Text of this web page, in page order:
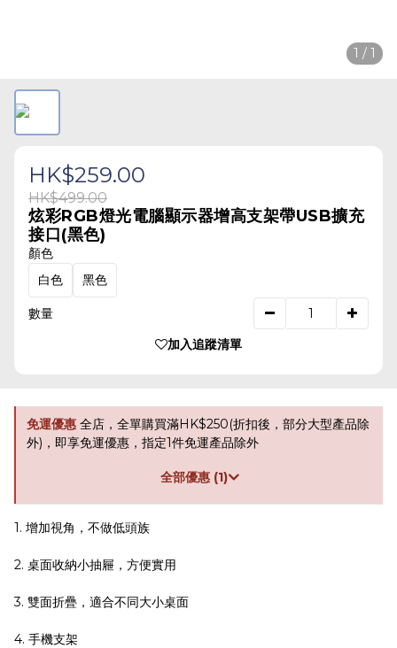
1 / 1
HK$259.00
HK$499.00
炫彩RGB燈光電腦顯示器增高支架帶USB擴充
接口(黑色)
顏色
白色
黑色
數量
加入追蹤清單
免運優惠 全店，全單購買滿HK$250(折扣後，部分大型產品除
外)，即享免運優惠，指定1件免運產品除外
全部優惠 (1)
1. 增加視角，不做低頭族
2. 桌面收納小抽屜，方便實用
3. 雙面折疊，適合不同大小桌面
4. 手機支架